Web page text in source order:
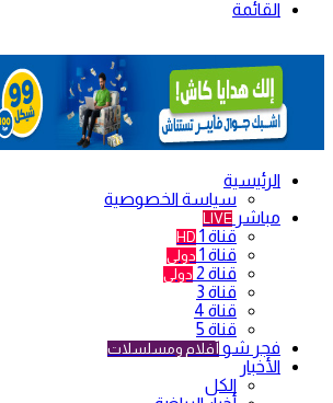
القائمة
الرئيسية
سياسة الخصوصية
مباشر LIVE
قناة 1 HD
قناة 1 دولي
قناة 2 دولي
قناة 3
قناة 4
قناة 5
فجر شو أفلام ومسلسلات
الأخبار
الكل